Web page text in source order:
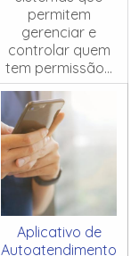
permitem
gerenciar e
controlar quem
tem permissão...
Aplicativo de
Autoatendimento